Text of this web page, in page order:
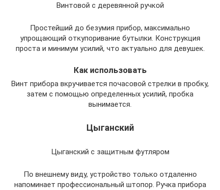
Винтовой с деревянной ручкой
Простейший до безумия прибор, максимально
упрощающий откупоривание бутылки. Конструкция
проста и минимум усилий, что актуально для девушек.
Как использовать
Винт прибора вкручивается почасовой стрелки в пробку,
затем с помощью определенных усилий, пробка
вынимается.
Цыганский
Цыганский с защитным футляром
По внешнему виду, устройство только отдаленно
напоминает профессиональный штопор. Ручка прибора